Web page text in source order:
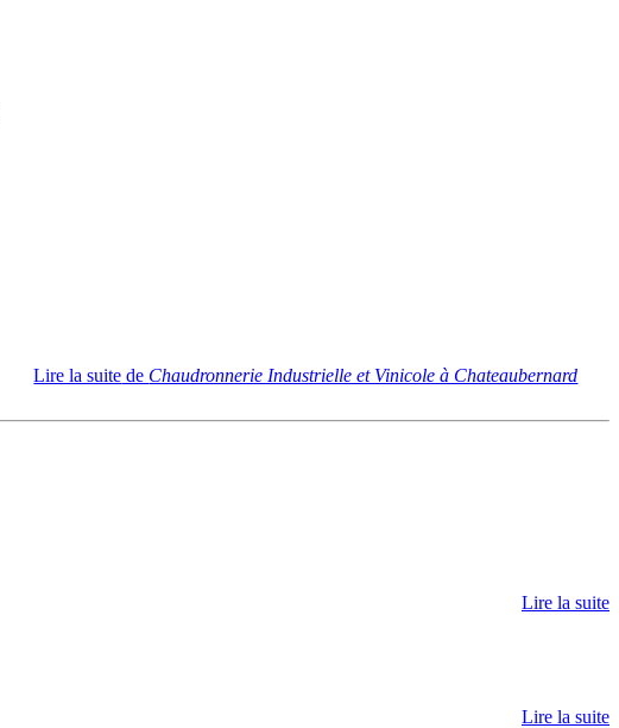
Lire la suite de Chaudronnerie Industrielle et Vinicole à Chateaubernard
Lire la suite
Lire la suite